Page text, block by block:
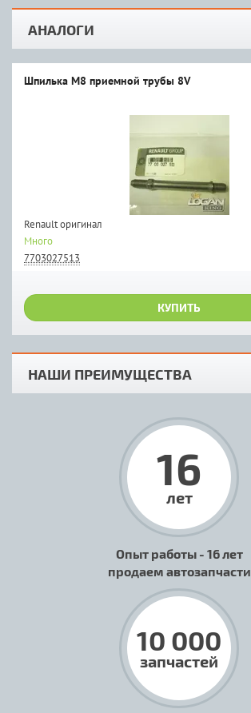
АНАЛОГИ
Шпилька М8 приемной трубы 8V
Renault оригинал
Много
7703027513
КУПИТЬ
НАШИ ПРЕИМУЩЕСТВА
16
лет
Опыт работы - 16 лет
продаем автозапчасти
10 000
запчастей